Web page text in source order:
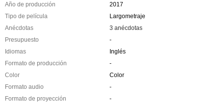
Año de producción
2017
Tipo de película
Largometraje
Anécdotas
3 anécdotas
Presupuesto
-
Idiomas
Inglés
Formato de producción
-
Color
Color
Formato audio
-
Formato de proyección
-